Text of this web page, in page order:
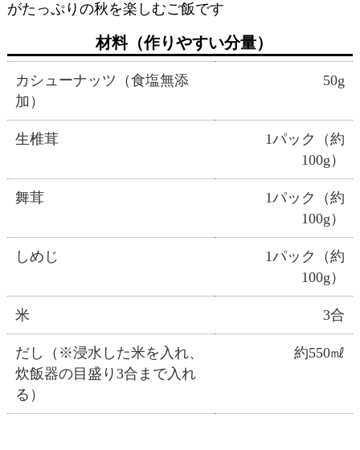
がたっぷりの秋を楽しむご飯です
材料（作りやすい分量）
カシューナッツ（食塩無添
加）
50g
生椎茸
1パック（約
100g）
舞茸
1パック（約
100g）
しめじ
1パック（約
100g）
米 3合
だし（※浸水した米を入れ、
炊飯器の目盛り3合まで入れ
る）
約550㎖